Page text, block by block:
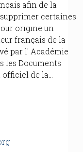
afin de la
certaines
origine un
français de la
par l' Académie
les Documents
de la...